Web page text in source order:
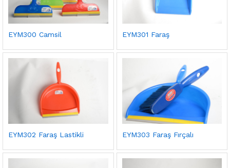
EYM300 Camsil EYM301 Faraş
EYM302 Faraş Lastikli EYM303 Faraş Fırçalı